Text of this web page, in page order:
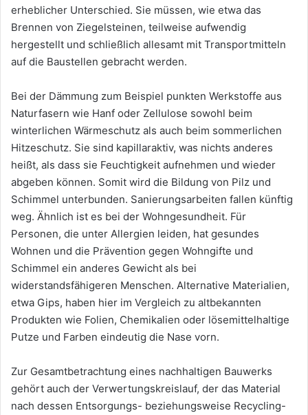
erheblicher Unterschied. Sie müssen, wie etwa das
Brennen von Ziegelsteinen, teilweise aufwendig
hergestellt und schließlich allesamt mit Transportmitteln
auf die Baustellen gebracht werden.
Bei der Dämmung zum Beispiel punkten Werkstoffe aus
Naturfasern wie Hanf oder Zellulose sowohl beim
winterlichen Wärmeschutz als auch beim sommerlichen
Hitzeschutz. Sie sind kapillaraktiv, was nichts anderes
heißt, als dass sie Feuchtigkeit aufnehmen und wieder
abgeben können. Somit wird die Bildung von Pilz und
Schimmel unterbunden. Sanierungsarbeiten fallen künftig
weg. Ähnlich ist es bei der Wohngesundheit. Für
Personen, die unter Allergien leiden, hat gesundes
Wohnen und die Prävention gegen Wohngifte und
Schimmel ein anderes Gewicht als bei
widerstandsfähigeren Menschen. Alternative Materialien,
etwa Gips, haben hier im Vergleich zu altbekannten
Produkten wie Folien, Chemikalien oder lösemittelhaltige
Putze und Farben eindeutig die Nase vorn.
Zur Gesamtbetrachtung eines nachhaltigen Bauwerks
gehört auch der Verwertungskreislauf, der das Material
nach dessen Entsorgungs- beziehungsweise Recycling-